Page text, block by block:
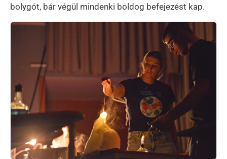
bolygót, bár végül mindenki boldog befejezést kap.
Kép